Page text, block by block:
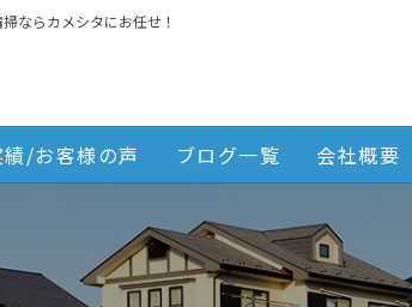
ならカメシタにお任せ！
績/お客様の声 ブログ一覧 会社概要